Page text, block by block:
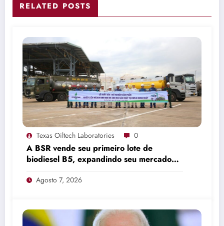
RELATED POSTS
Texas Oiltech Laboratories 0
A BSR vende seu primeiro lote de
biodiesel B5, expandindo seu mercado
de combustíveis ecológicos.
Agosto 7, 2026